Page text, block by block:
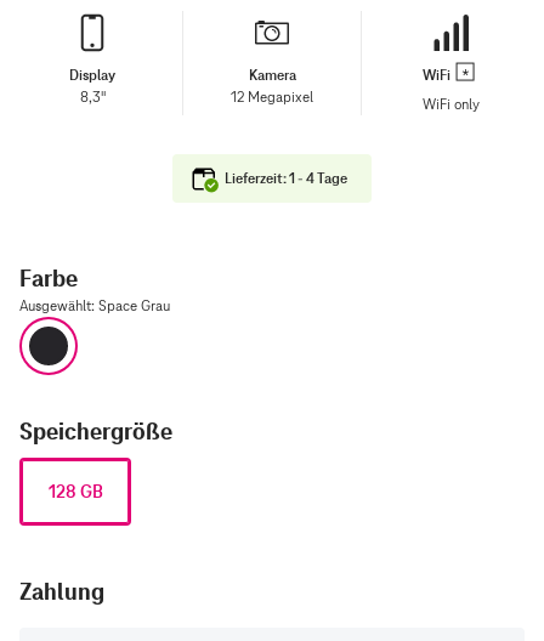
Display
8,3"
Kamera
12 Megapixel
WiFi
WiFi only
Lieferzeit: 1 - 4 Tage
Farbe
Ausgewählt: Space Grau
Speichergröße
128 GB
Zahlung